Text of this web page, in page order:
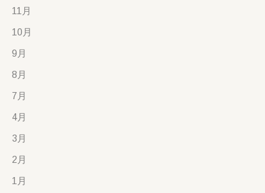
11月
10月
9月
8月
7月
4月
3月
2月
1月